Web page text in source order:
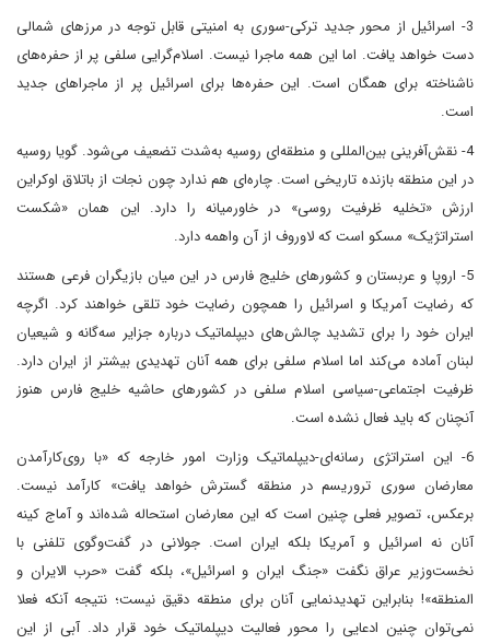
3- اسرائیل از محور جدید ترکی-سوری به امنیتی قابل توجه در مرزهای شمالی
دست خواهد یافت. اما این همه ماجرا نیست. اسلام‌گرایی سلفی پر از حفره‌های
ناشناخته برای همگان است. این حفره‌ها برای اسرائیل پر از ماجراهای جدید
است.
4- نقش‌آفرینی بین‌المللی و منطقه‌ای روسیه به‌شدت تضعیف می‌شود. گویا روسیه
در این منطقه بازنده تاریخی است. چاره‌ای هم ندارد چون نجات از باتلاق اوکراین
ارزش «تخلیه ظرفیت روسی» در خاورمیانه را دارد. این همان «شکست
استراتژیک» مسکو است که لاوروف از آن واهمه دارد.
5- اروپا و عربستان و کشورهای خلیج فارس در این میان بازیگران فرعی هستند
که رضایت آمریکا و اسرائیل را همچون رضایت خود تلقی خواهند کرد. اگرچه
ایران خود را برای تشدید چالش‌های دیپلماتیک درباره جزایر سه‌گانه و شیعیان
لبنان آماده می‌کند اما اسلام سلفی برای همه آنان تهدیدی بیشتر از ایران دارد.
ظرفیت اجتماعی-سیاسی اسلام سلفی در کشورهای حاشیه خلیج فارس هنوز
آنچنان که باید فعال نشده است.
6- این استراتژی رسانه‌ای-دیپلماتیک وزارت امور خارجه که «با روی‌کارآمدن
معارضان سوری تروریسم در منطقه گسترش خواهد یافت» کارآمد نیست.
برعکس، تصویر فعلی چنین است که این معارضان استحاله شده‌اند و آماج کینه
آنان نه اسرائیل و آمریکا بلکه ایران است. جولانی در گفت‌وگوی تلفنی با
نخست‌وزیر عراق نگفت «جنگ ایران و اسرائیل»، بلکه گفت «حرب الایران و
المنطقه»! بنابراین تهدیدنمایی آنان برای منطقه دقیق نیست؛ نتیجه آنکه فعلا
نمی‌توان چنین ادعایی را محور فعالیت دیپلماتیک خود قرار داد. آبی از این